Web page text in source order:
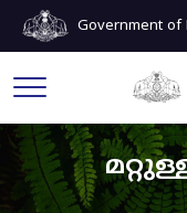
Government of